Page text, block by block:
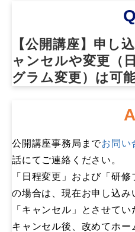
【公開講座】申し
ャンセルや変更（
グラム変更）は可
公開講座事務局までお問い
話にてご連絡ください。
「日程変更」および「研
の場合は、現在お申し込
「キャンセル」とさせてい
キャンセル後、改めてホー